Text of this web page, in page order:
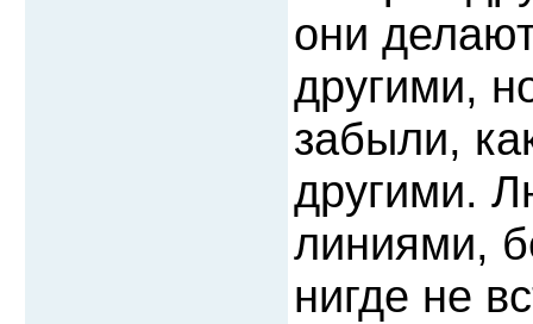
они
другими,
забыли,
другими.
линиями,
нигде не